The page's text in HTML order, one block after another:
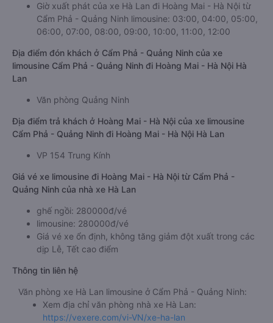
Giờ xuất phát của xe Hà Lan đi Hoàng Mai - Hà Nội từ
Cẩm Phả - Quảng Ninh limousine: 03:00, 04:00, 05:00,
06:00, 07:00, 08:00, 09:00, 10:00, 11:00, 12:00
Địa điểm đón khách ở Cẩm Phả - Quảng Ninh của xe
limousine Cẩm Phả - Quảng Ninh đi Hoàng Mai - Hà Nội Hà
Lan
Văn phòng Quảng Ninh
Địa điểm trả khách ở Hoàng Mai - Hà Nội của xe limousine
Cẩm Phả - Quảng Ninh đi Hoàng Mai - Hà Nội Hà Lan
VP 154 Trung Kính
Giá vé xe limousine đi Hoàng Mai - Hà Nội từ Cẩm Phả -
Quảng Ninh của nhà xe Hà Lan
ghế ngồi: 280000đ/vé
limousine: 280000đ/vé
Giá vé xe ổn định, không tăng giảm đột xuất trong các
dịp Lễ, Tết cao điểm
Thông tin liên hệ
Văn phòng xe Hà Lan limousine ở Cẩm Phả - Quảng Ninh:
Xem địa chỉ văn phòng nhà xe Hà Lan:
https://vexere.com/vi-VN/xe-ha-lan